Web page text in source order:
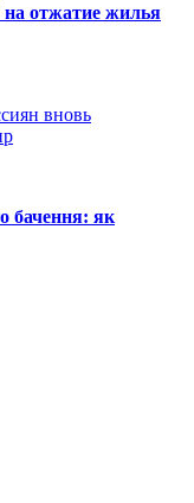
отжатие жилья
вновь
бачення: як